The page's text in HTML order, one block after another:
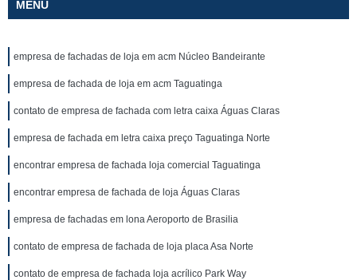
MENU
empresa de fachadas de loja em acm Núcleo Bandeirante
empresa de fachada de loja em acm Taguatinga
contato de empresa de fachada com letra caixa Águas Claras
empresa de fachada em letra caixa preço Taguatinga Norte
encontrar empresa de fachada loja comercial Taguatinga
encontrar empresa de fachada de loja Águas Claras
empresa de fachadas em lona Aeroporto de Brasilia
contato de empresa de fachada de loja placa Asa Norte
contato de empresa de fachada loja acrílico Park Way